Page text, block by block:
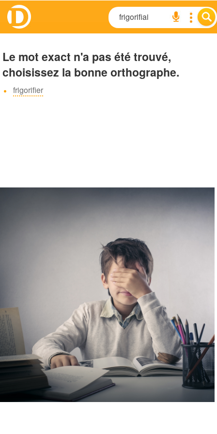
Le mot exact n'a pas été trouvé,
choisissez la bonne orthographe.
frigorifier